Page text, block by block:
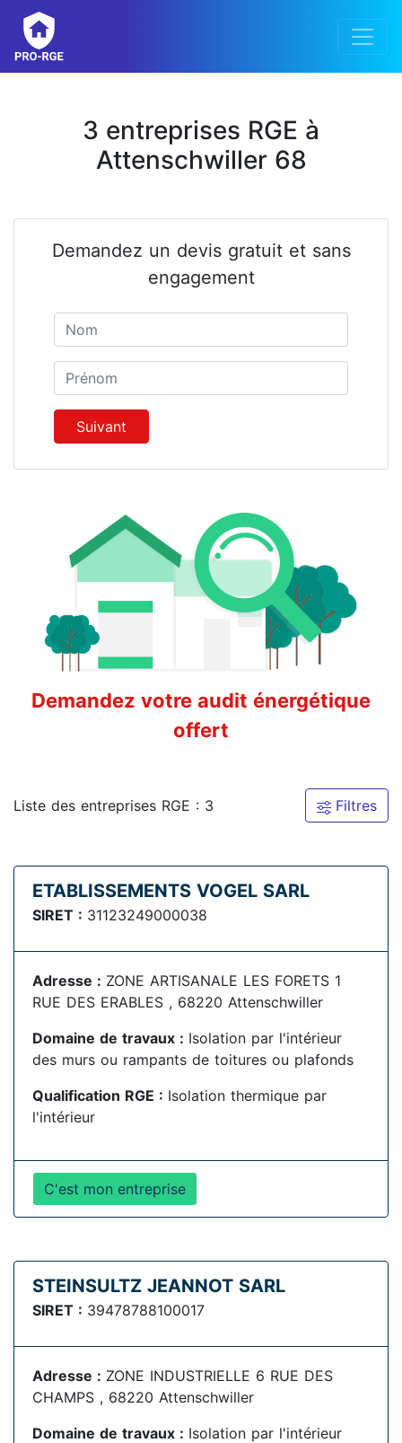
3 entreprises RGE à
Attenschwiller 68
Demandez un devis gratuit et sans
engagement
Prénom
Suivant
Demandez votre audit énergétique
offert
Liste des entreprises RGE : 3 Filtres
ETABLISSEMENTS VOGEL SARL
SIRET : 31123249000038
Adresse : ZONE ARTISANALE LES FORETS 1
RUE DES ERABLES , 68220 Attenschwiller
Domaine de travaux : Isolation par l'intérieur
des murs ou rampants de toitures ou plafonds
Qualification RGE : Isolation thermique par
l'intérieur
C'est mon entreprise
STEINSULTZ JEANNOT SARL
SIRET : 39478788100017
Adresse : ZONE INDUSTRIELLE 6 RUE DES
CHAMPS , 68220 Attenschwiller
Domaine de travaux : Isolation par l'intérieur